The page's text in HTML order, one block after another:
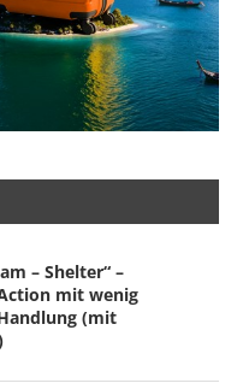
– Shelter“ –
mit wenig
(mit